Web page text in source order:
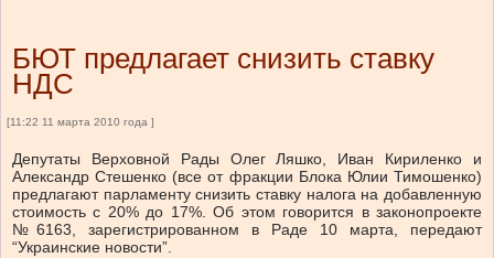
БЮТ предлагает снизить ставку
НДС
[11:22 11 марта 2010 года ]
Депутаты Верховной Рады Олег Ляшко, Иван Кириленко и
Александр Стешенко (все от фракции Блока Юлии Тимошенко)
предлагают парламенту снизить ставку налога на добавленную
стоимость с 20% до 17%. Об этом говорится в законопроекте
№6163, зарегистрированном в Раде 10 марта, передают
“Украинские новости”.